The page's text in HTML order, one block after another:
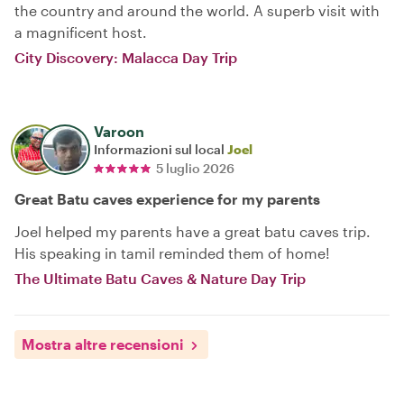
the country and around the world. A superb visit with
a magnificent host.
City Discovery: Malacca Day Trip
Varoon
Informazioni sul local Joel
5 luglio 2026
Great Batu caves experience for my parents
Joel helped my parents have a great batu caves trip.
His speaking in tamil reminded them of home!
The Ultimate Batu Caves & Nature Day Trip
Mostra altre recensioni